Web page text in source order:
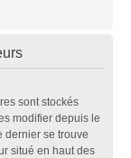
sont stockés
modifier depuis le
dernier se trouve
situé en haut des